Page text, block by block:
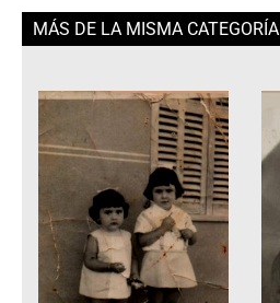
MÁS DE LA MISMA CATEGORÍA